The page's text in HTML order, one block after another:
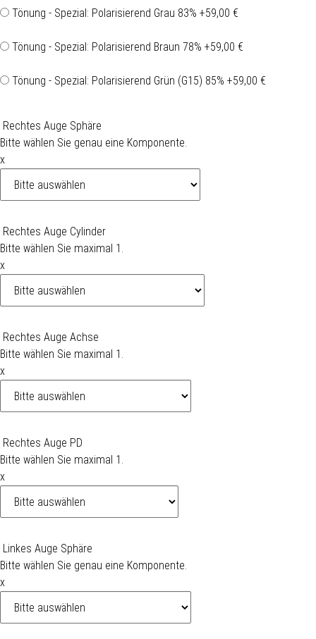
Tönung - Spezial: Polarisierend Grau 83% +59,00 €
Tönung - Spezial: Polarisierend Braun 78% +59,00 €
Tönung - Spezial: Polarisierend Grün (G15) 85% +59,00 €
Rechtes Auge Sphäre
Bitte wählen Sie genau eine Komponente.
x
Rechtes Auge Cylinder
Bitte wählen Sie maximal 1.
x
Rechtes Auge Achse
Bitte wählen Sie maximal 1.
x
Rechtes Auge PD
Bitte wählen Sie maximal 1.
x
Linkes Auge Sphäre
Bitte wählen Sie genau eine Komponente.
x